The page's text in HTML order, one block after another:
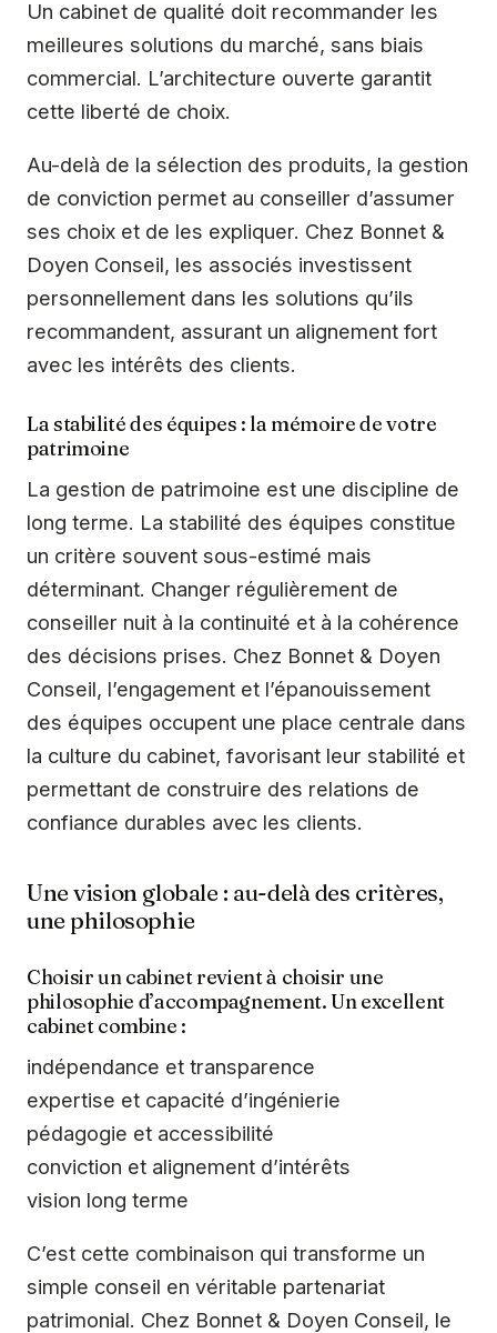
Un cabinet de qualité doit recommander les
meilleures solutions du marché, sans biais
commercial. L’architecture ouverte garantit
cette liberté de choix.
Au-delà de la sélection des produits, la gestion
de conviction permet au conseiller d’assumer
ses choix et de les expliquer. Chez Bonnet &
Doyen Conseil, les associés investissent
personnellement dans les solutions qu’ils
recommandent, assurant un alignement fort
avec les intérêts des clients.
La stabilité des équipes : la mémoire de votre
patrimoine
La gestion de patrimoine est une discipline de
long terme. La stabilité des équipes constitue
un critère souvent sous-estimé mais
déterminant. Changer régulièrement de
conseiller nuit à la continuité et à la cohérence
des décisions prises. Chez Bonnet & Doyen
Conseil, l’engagement et l’épanouissement
des équipes occupent une place centrale dans
la culture du cabinet, favorisant leur stabilité et
permettant de construire des relations de
confiance durables avec les clients.
Une vision globale : au-delà des critères,
une philosophie
Choisir un cabinet revient à choisir une
philosophie d’accompagnement. Un excellent
cabinet combine :
indépendance et transparence
expertise et capacité d’ingénierie
pédagogie et accessibilité
conviction et alignement d’intérêts
vision long terme
C’est cette combinaison qui transforme un
simple conseil en véritable partenariat
patrimonial. Chez Bonnet & Doyen Conseil, le